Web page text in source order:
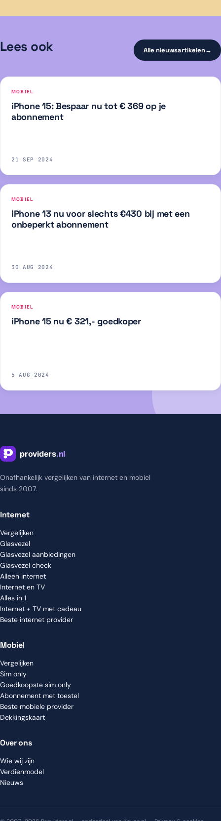
Lees ook Alle nieuwsartikelen→
MOBIEL
iPhone 15: Bespaar nu tot € 369 op je
abonnement
21 SEP 2024
MOBIEL
iPhone 13 nu voor slechts €430 bij met een
onbeperkt abonnement
30 AUG 2024
MOBIEL
iPhone 15 nu € 321,- goedkoper
5 AUG 2024
Onafhankelijk vergelijken van internet en mobiel
sinds 2007.
Internet
Vergelijken
Glasvezel
Glasvezel aanbiedingen
Glasvezel check
Alleen internet
Internet en TV
Alles in 1
Internet + TV met cadeau
Beste internet provider
Mobiel
Vergelijken
Sim only
Goedkoopste sim only
Abonnement met toestel
Beste mobiele provider
Dekkingskaart
Over ons
Wie wij zijn
Verdienmodel
Nieuws